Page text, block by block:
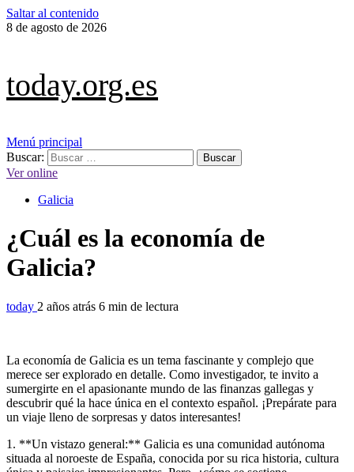
Saltar al contenido
8 de agosto de 2026
today.org.es
Menú principal
Buscar:
Ver online
Galicia
¿Cuál es la economía de
Galicia?
today 2 años atrás 6 min de lectura
La economía de Galicia es un tema fascinante y complejo que
merece ser explorado en detalle. Como investigador, te invito a
sumergirte en el apasionante mundo de las finanzas gallegas y
descubrir qué la hace única en el contexto español. ¡Prepárate para
un viaje lleno de sorpresas y datos interesantes!
1. **Un vistazo general:** Galicia es una comunidad autónoma
situada al noroeste de España, conocida por su rica historia, cultura